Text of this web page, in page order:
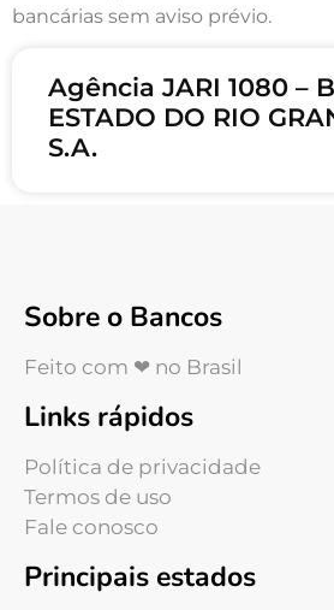
bancárias sem aviso prévio.
Agência JARI 1080 –
ESTADO DO RIO
S.A.
Sobre o Bancos
Feito com ❤ no Brasil
Links rápidos
Política de privacidade
Termos de uso
Fale conosco
Principais estados